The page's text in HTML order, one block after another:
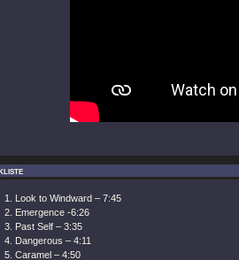
Look to Windward – 7:45
Emergence -6:26
Past Self – 3:35
Dangerous – 4:11
Caramel – 4:50